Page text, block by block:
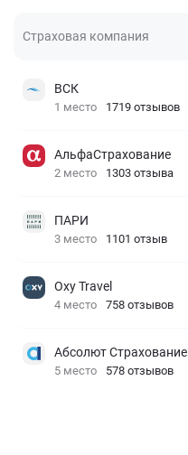
Страховая компания
ВСК
1 место 1719 отзывов
АльфаСтрахование
2 место 1303 отзыва
ПАРИ
3 место 1101 отзыв
Oxy Travel
4 место 758 отзывов
Абсолют Страхование
5 место 578 отзывов